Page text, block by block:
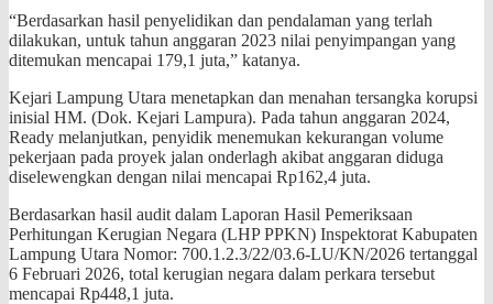
“Berdasarkan hasil penyelidikan dan pendalaman yang terlah
dilakukan, untuk tahun anggaran 2023 nilai penyimpangan yang
ditemukan mencapai 179,1 juta,” katanya.
Kejari Lampung Utara menetapkan dan menahan tersangka korupsi
inisial HM. (Dok. Kejari Lampura). Pada tahun anggaran 2024,
Ready melanjutkan, penyidik menemukan kekurangan volume
pekerjaan pada proyek jalan onderlagh akibat anggaran diduga
diselewengkan dengan nilai mencapai Rp162,4 juta.
Berdasarkan hasil audit dalam Laporan Hasil Pemeriksaan
Perhitungan Kerugian Negara (LHP PPKN) Inspektorat Kabupaten
Lampung Utara Nomor: 700.1.2.3/22/03.6-LU/KN/2026 tertanggal
6 Februari 2026, total kerugian negara dalam perkara tersebut
mencapai Rp448,1 juta.